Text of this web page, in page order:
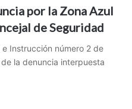
por la Zona Azul
de Seguridad
Instrucción número 2 de
la denuncia interpuesta